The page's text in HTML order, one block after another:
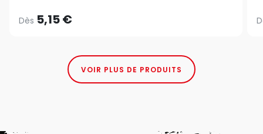
Dès 5,15 €
VOIR PLUS DE PRODUITS